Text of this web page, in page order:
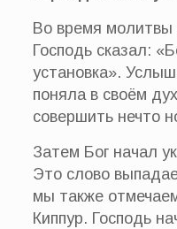
Во время
Господь сказал:
установка».
поняла в своём
совершить нечто
Затем Бог начал
Это слово
мы также
Киппур. Господь